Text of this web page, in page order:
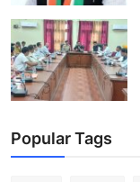
Popular Tags